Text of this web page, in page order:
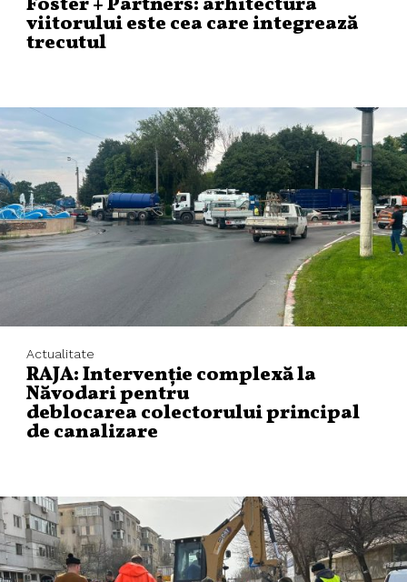
Foster + Partners: arhitectura
viitorului este cea care integrează
trecutul
Actualitate
RAJA: Intervenție complexă la
Năvodari pentru
deblocarea colectorului principal
de canalizare